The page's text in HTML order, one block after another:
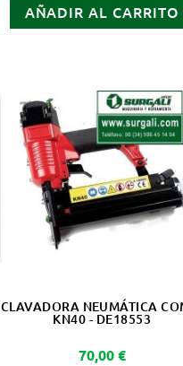
AÑADIR AL CARRITO
CLAVADORA NEUMÁTICA
KN40 - DE18553
Precio
70,00 €